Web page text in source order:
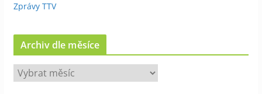
Zprávy TTV
Archiv dle měsíce
A